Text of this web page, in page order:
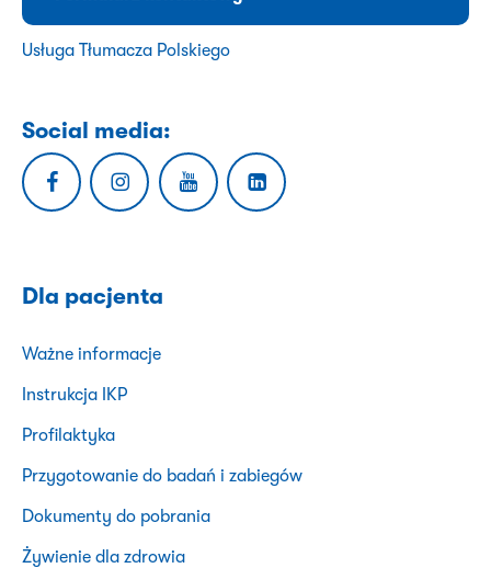
Usługa Tłumacza Polskiego
Social media:
Dla pacjenta
Ważne informacje
Instrukcja IKP
Profilaktyka
Przygotowanie do badań i zabiegów
Dokumenty do pobrania
Żywienie dla zdrowia